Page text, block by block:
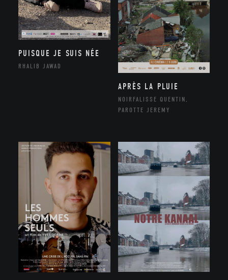
PUISQUE JE SUIS NÉE
RHALIB JAWAD
APRÈS LA PLUIE
NOIRFALISSE QUENTIN,
PAROTTE JEREMY